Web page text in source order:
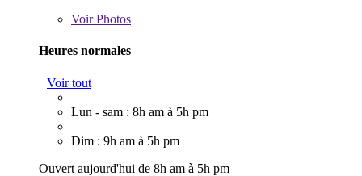
VoirPhotos
Heures normales
Voir tout
Lun - sam : 8h am à 5h pm
Dim : 9h am à 5h pm
Ouvert aujourd'hui de 8h am à 5h pm